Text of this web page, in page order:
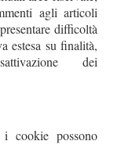
agli articoli
difficoltà
estesa su finalità,
dei
cookie possono